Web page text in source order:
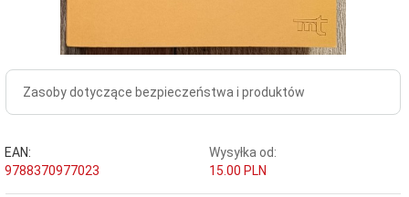
Zasoby dotyczące bezpieczeństwa i produktów
EAN:
9788370977023
Wysyłka od:
15.00 PLN